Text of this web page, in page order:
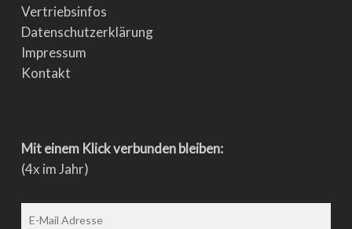
Vertriebsinfos
Datenschutzerklärung
Impressum
Kontakt
Mit einem Klick verbunden bleiben:
(4x im Jahr)